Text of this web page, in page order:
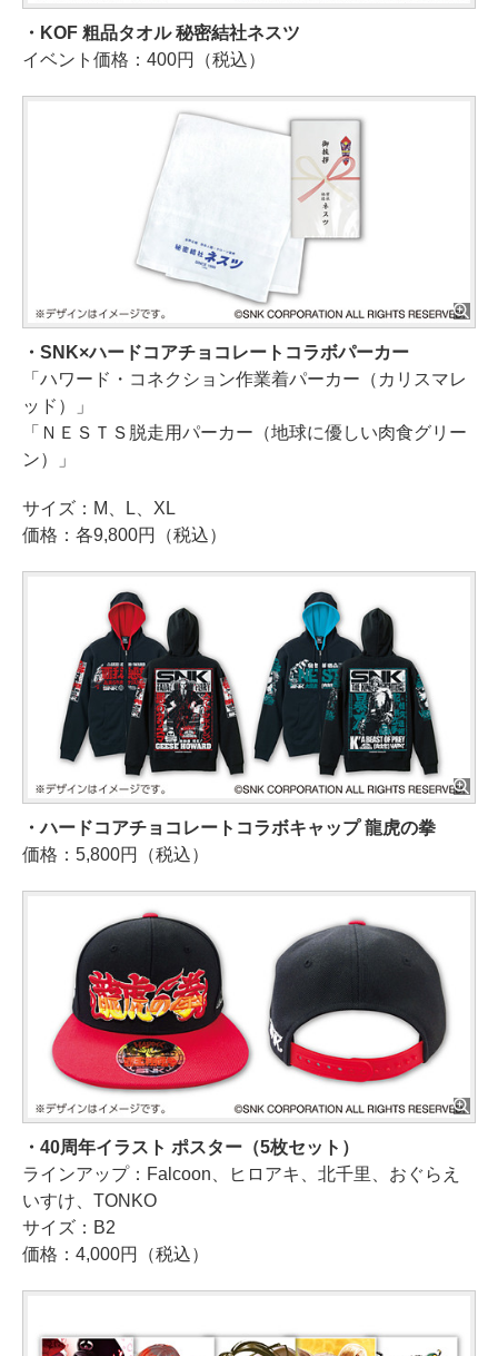
・KOF 粗品タオル 秘密結社ネスツ
イベント価格：400円（税込）
・SNK×ハードコアチョコレートコラボパーカー
「ハワード・コネクション作業着パーカー（カリスマレ
ッド）」
「ＮＥＳＴＳ脱走用パーカー（地球に優しい肉食グリー
ン）」
サイズ：M、L、XL
価格：各9,800円（税込）
・ハードコアチョコレートコラボキャップ 龍虎の拳
価格：5,800円（税込）
・40周年イラスト ポスター（5枚セット）
ラインアップ：Falcoon、ヒロアキ、北千里、おぐらえ
いすけ、TONKO
サイズ：B2
価格：4,000円（税込）